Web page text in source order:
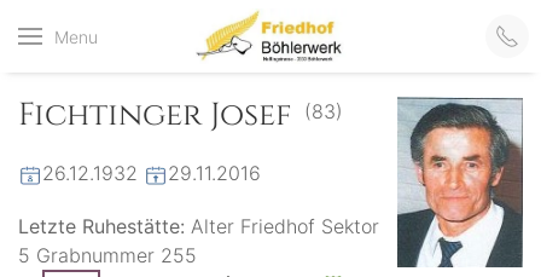
Menu
Friedhof
der virtuelle Friedhof
Fichtinger Josef (83)
26.12.1932 29.11.2016
Letzte Ruhestätte: Alter Friedhof Sektor
5 Grabnummer 255